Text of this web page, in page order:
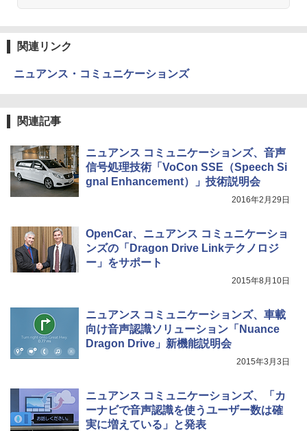
関連リンク
ニュアンス・コミュニケーションズ
関連記事
ニュアンス コミュニケーションズ、音声
信号処理技術「VoCon SSE（Speech Si
gnal Enhancement）」技術説明会
2016年2月29日
OpenCar、ニュアンス コミュニケーショ
ンズの「Dragon Drive Linkテクノロジ
ー」をサポート
2015年8月10日
ニュアンス コミュニケーションズ、車載
向け音声認識ソリューション「Nuance
Dragon Drive」新機能説明会
2015年3月3日
ニュアンス コミュニケーションズ、「カ
ーナビで音声認識を使うユーザー数は確
実に増えている」と発表